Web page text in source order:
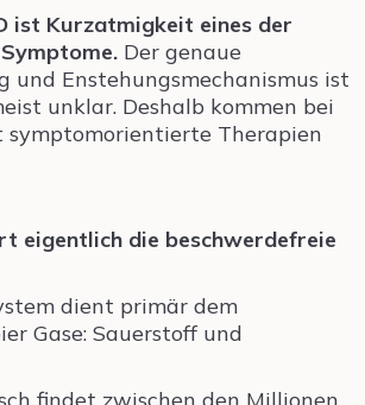
ist Kurzatmigkeit eines der
Der genaue
und Enstehungsmechanismus ist
unklar. Deshalb kommen bei
symptomorientierte Therapien
eigentlich die beschwerdefreie
dient primär dem
Gase: Sauerstoff und